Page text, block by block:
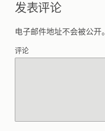
发表评论
电子邮件地址不会被公开。
评论